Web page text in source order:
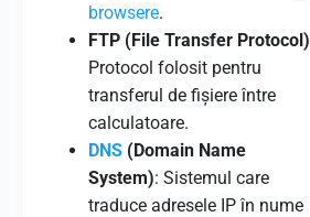
browsere.
FTP (File Transfer Protocol)
Protocol folosit pentru
transferul de fișiere între
calculatoare.
DNS (Domain Name
System): Sistemul care
traduce adresele IP în nume